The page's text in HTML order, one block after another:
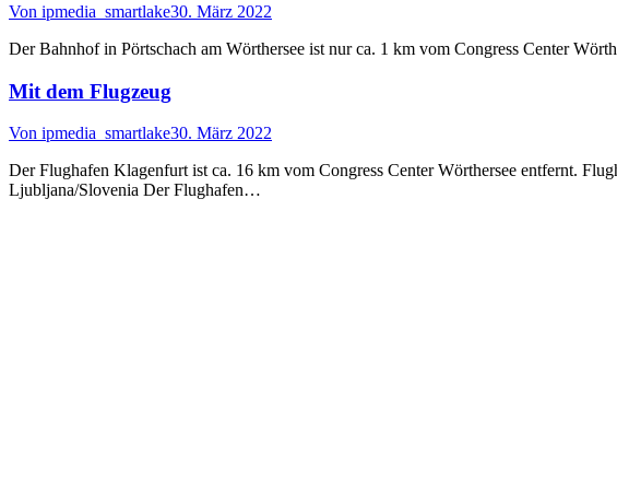
Von ipmedia_smartlake30. März 2022
Der Bahnhof in Pörtschach am Wörthersee ist nur ca. 1 km vom Congress Center
Mit dem Flugzeug
Von ipmedia_smartlake30. März 2022
Der Flughafen Klagenfurt ist ca. 16 km vom Congress Center Wörthersee entfernt.
Ljubljana/Slovenia Der Flughafen…